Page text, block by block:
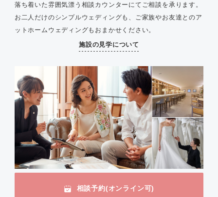
落ち着いた雰囲気漂う相談カウンターにてご相談を承ります。
お二人だけのシンプルウェディングも、ご家族やお友達とのア
ットホームウェディングもおまかせください。
施設の見学について
相談予約(オンライン可)